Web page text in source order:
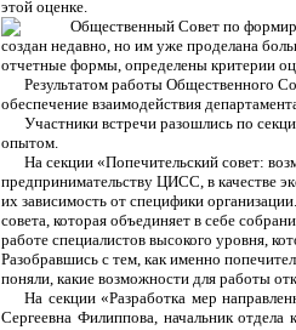
этой оценке.
Общественный Совет по
создан недавно, но им уже проделана
отчетные формы, определены критерии
Результатом работы Общественного
обеспечение взаимодействия
Участники встречи разошлись по
опытом.
На секции «Попечительский совет:
предпринимательству ЦИСС, в качестве
их зависимость от специфики организации.
совета, которая объединяет в себе
работе специалистов высокого уровня,
Разобравшись с тем, как именно
поняли, какие возможности для работы
На секции «Разработка мер
Сергеевна Филиппова, начальник